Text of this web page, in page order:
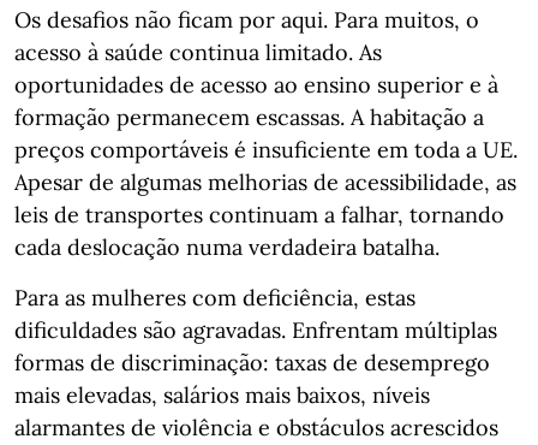
Os desafios não ficam por aqui. Para muitos, o
acesso à saúde continua limitado. As
oportunidades de acesso ao ensino superior e à
formação permanecem escassas. A habitação a
preços comportáveis é insuficiente em toda a UE.
Apesar de algumas melhorias de acessibilidade, as
leis de transportes continuam a falhar, tornando
cada deslocação numa verdadeira batalha.
Para as mulheres com deficiência, estas
dificuldades são agravadas. Enfrentam múltiplas
formas de discriminação: taxas de desemprego
mais elevadas, salários mais baixos, níveis
alarmantes de violência e obstáculos acrescidos